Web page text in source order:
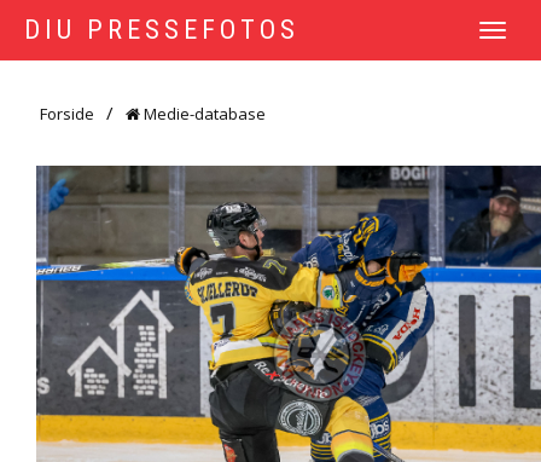
DIU PRESSEFOTOS
TOGGLE
Forside Medie-database